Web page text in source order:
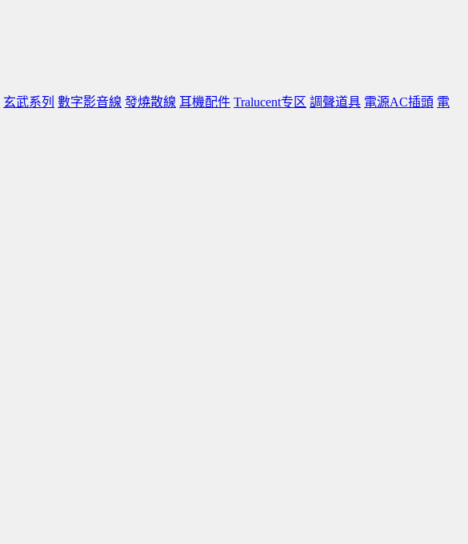
玄武系列 數字影音線 發燒散線 耳機配件 Tralucent专区 調聲道具 電源AC插頭 電